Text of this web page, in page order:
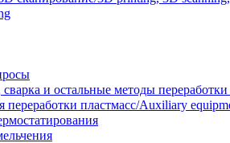
и остальные методы
пластмасс/Auxiliary